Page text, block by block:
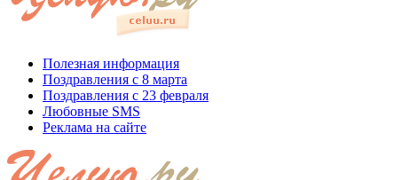
Полезная информация
Поздравления с 8 марта
Поздравления с 23 февраля
Любовные SMS
Реклама на сайте